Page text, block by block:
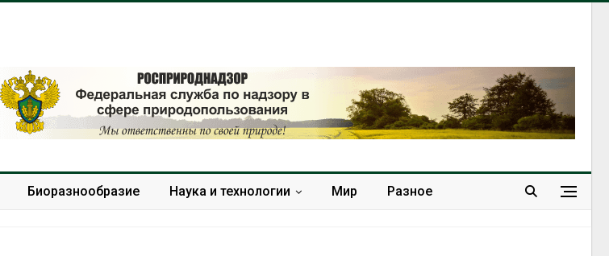
Биоразнообразие Наука и технологии Мир Разное